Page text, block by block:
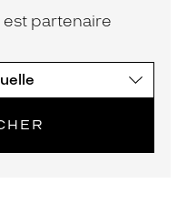
est partenaire